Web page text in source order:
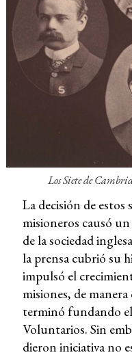
Los Siete de
La decisión de estos
misioneros causó
de la sociedad
la prensa cubrió su
impulsó el
misiones, de
terminó fundando
Voluntarios. Sin
dieron iniciativa no